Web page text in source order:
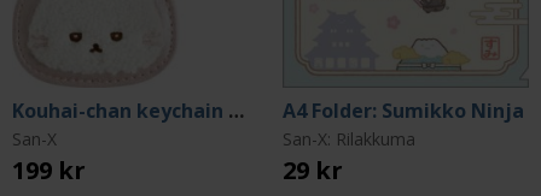
Kouhai-chan keychain w/ Mirror
San-X
199 kr
A4 Folder: Sumikko Ninja
San-X: Rilakkuma
29 kr